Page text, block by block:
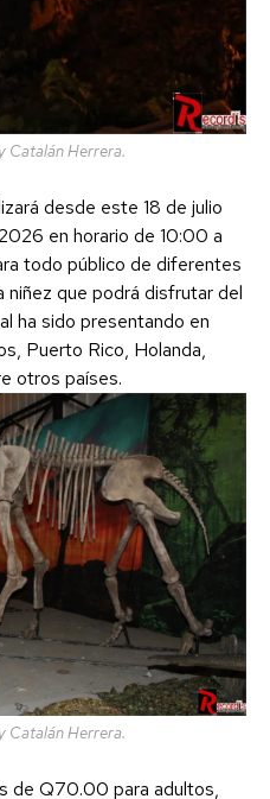
Catalán Herrera.
desde este 18 de julio
en horario de 10:00 a
todo público de diferentes
niñez que podrá disfrutar del
ha sido presentando en
Puerto Rico, Holanda,
otros países.
Catalán Herrera.
de Q70.00 para adultos,